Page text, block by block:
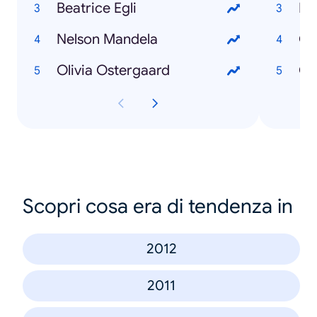
Beatrice Egli
Nelson Mandela
Olivia Ostergaard
Scopri cosa era di tendenza in
2012
2011